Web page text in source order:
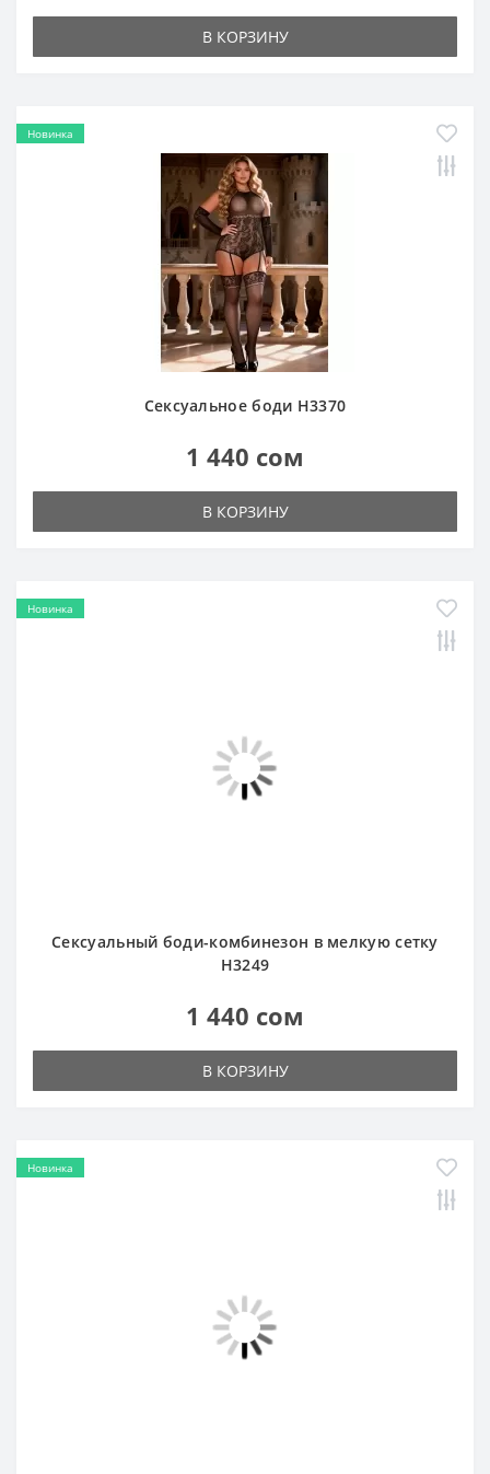
В КОРЗИНУ
Новинка
Сексуальное боди H3370
1 440 сом
В КОРЗИНУ
Новинка
1 440 сом
В КОРЗИНУ